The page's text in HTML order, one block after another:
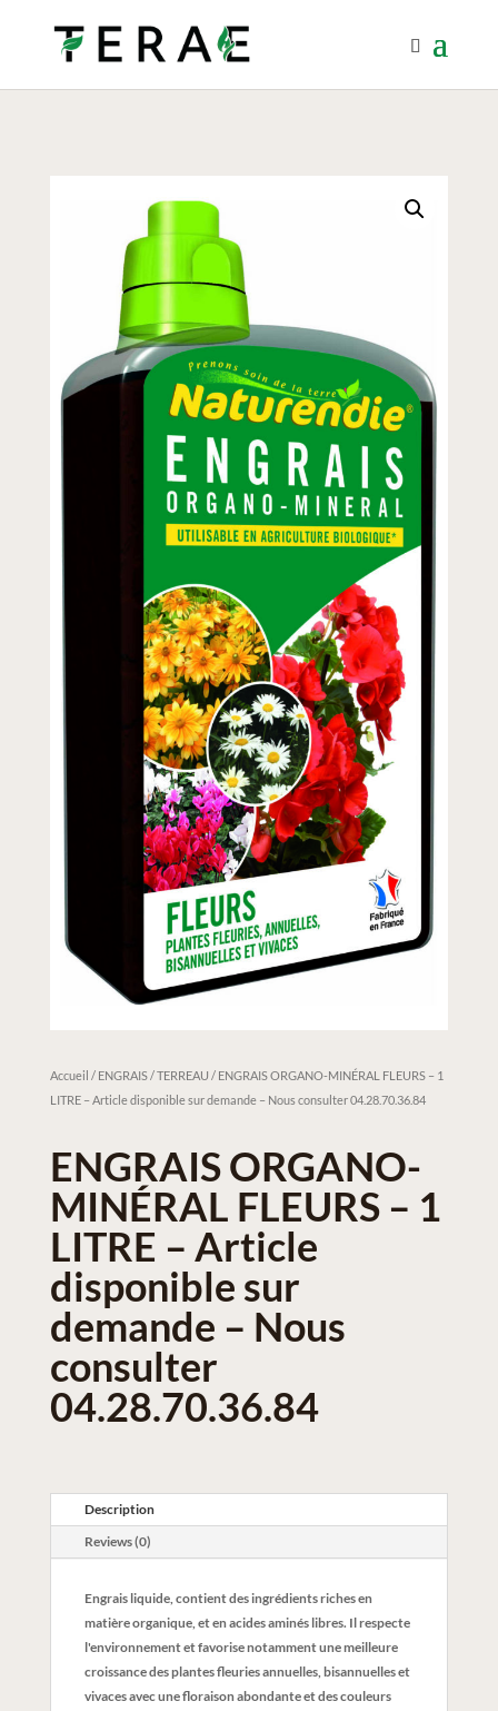
Accueil / ENGRAIS / TERREAU / ENGRAIS ORGANO-MINÉRAL FLEURS – 1
LITRE – Article disponible sur demande – Nous consulter 04.28.70.36.84
ENGRAIS ORGANO-
MINÉRAL FLEURS – 1
LITRE – Article
disponible sur
demande – Nous
consulter
04.28.70.36.84
Description
Reviews (0)
Engrais liquide, contient des ingrédients riches en
matière organique, et en acides aminés libres. Il respecte
l'environnement et favorise notamment une meilleure
croissance des plantes fleuries annuelles, bisannuelles et
vivaces avec une floraison abondante et des couleurs